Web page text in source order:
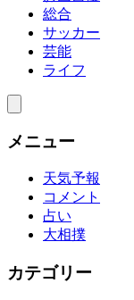
総合
サッカー
芸能
ライフ
メニュー
天気予報
コメント
占い
大相撲
カテゴリー